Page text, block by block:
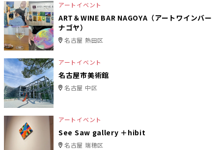
アートイベント
ART＆WINE BAR NAGOYA（アートワインバー
ナゴヤ）
名古屋 熱田区
アートイベント
名古屋市美術館
名古屋 中区
アートイベント
See Saw gallery ＋hibit
名古屋 瑞穂区